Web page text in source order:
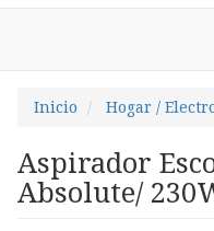
Inicio Hogar /
Aspirador
Absolute/